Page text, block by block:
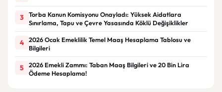
3
Torba Kanun Komisyonu Onayladı: Yüksek Aidatlara
Sınırlama, Tapu ve Çevre Yasasında Köklü Değişiklikler
4
2026 Ocak Emeklilik Temel Maaş Hesaplama Tablosu ve
Bilgileri
5
2026 Emekli Zammı: Taban Maaş Bilgileri ve 20 Bin Lira
Ödeme Hesaplama!